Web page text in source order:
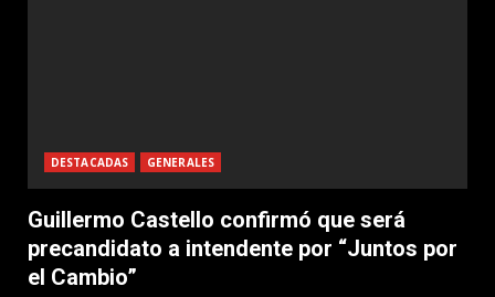
DESTACADAS GENERALES
Guillermo Castello confirmó que será
precandidato a intendente por “Juntos por
el Cambio”